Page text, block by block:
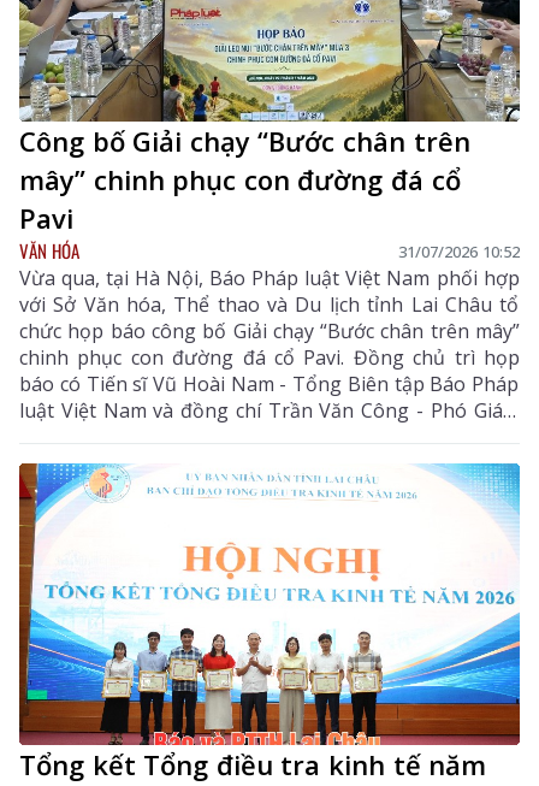
Công bố Giải chạy “Bước chân trên
mây” chinh phục con đường đá cổ
Pavi
VĂN HÓA 31/07/2026 10:52
Vừa qua, tại Hà Nội, Báo Pháp luật Việt Nam phối hợp
với Sở Văn hóa, Thể thao và Du lịch tỉnh Lai Châu tổ
chức họp báo công bố Giải chạy “Bước chân trên mây”
chinh phục con đường đá cổ Pavi. Đồng chủ trì họp
báo có Tiến sĩ Vũ Hoài Nam - Tổng Biên tập Báo Pháp
luật Việt Nam và đồng chí Trần Văn Công - Phó Giám
đốc Sở Văn hóa, Thể thao và Du lịch tỉnh Lai Châu.
Tổng kết Tổng điều tra kinh tế năm